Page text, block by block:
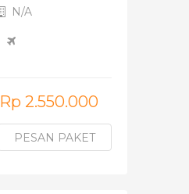
N/A
Rp 2.550.000
PESAN PAKET